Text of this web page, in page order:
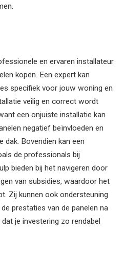
en ervaren installateur
kopen. Een expert kan
specifiek voor jouw woning en
veilig en correct wordt
een onjuiste installatie kan
negatief beïnvloeden en
dak. Bovendien kan een
de professionals bij
bieden bij het navigeren door
van subsidies, waardoor het
Zij kunnen ook ondersteuning
prestaties van de panelen na
je investering zo rendabel